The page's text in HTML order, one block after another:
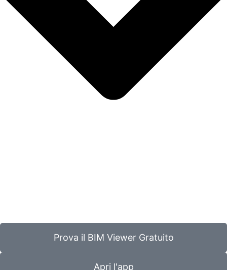
Prova il BIM Viewer Gratuito
Apri l'app